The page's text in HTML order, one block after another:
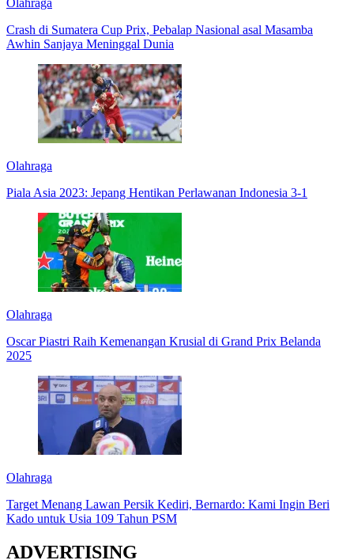
Olahraga
Crash di Sumatera Cup Prix, Pebalap Nasional asal Masamba
Awhin Sanjaya Meninggal Dunia
Olahraga
Piala Asia 2023: Jepang Hentikan Perlawanan Indonesia 3-1
Olahraga
Oscar Piastri Raih Kemenangan Krusial di Grand Prix Belanda
2025
Olahraga
Target Menang Lawan Persik Kediri, Bernardo: Kami Ingin Beri
Kado untuk Usia 109 Tahun PSM
ADVERTISING